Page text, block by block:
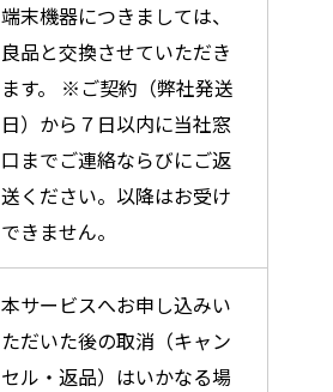
端末機器につきましては、
良品と交換させていただき
ます。 ※ご契約（弊社発送
⽇）から７⽇以内に当社窓
口までご連絡ならびにご返
送ください。以降はお受け
できません。
本サービスへお申し込みい
ただいた後の取消（キャン
セル・返品）はいかなる場